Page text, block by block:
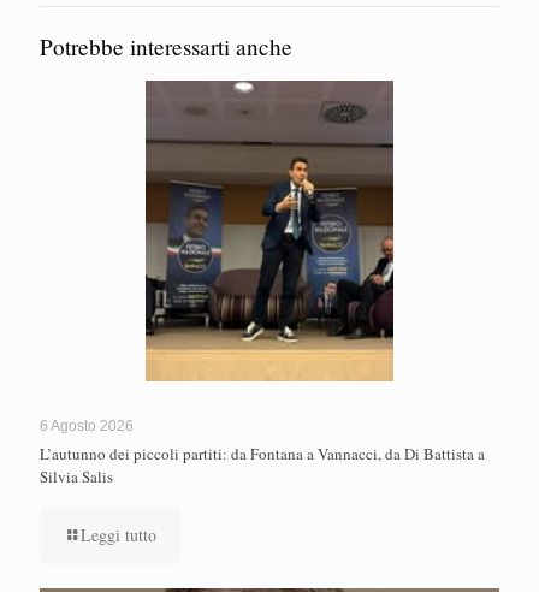
Potrebbe interessarti anche
6 Agosto 2026
L’autunno dei piccoli partiti: da Fontana a Vannacci, da Di Battista a
Silvia Salis
Leggi tutto